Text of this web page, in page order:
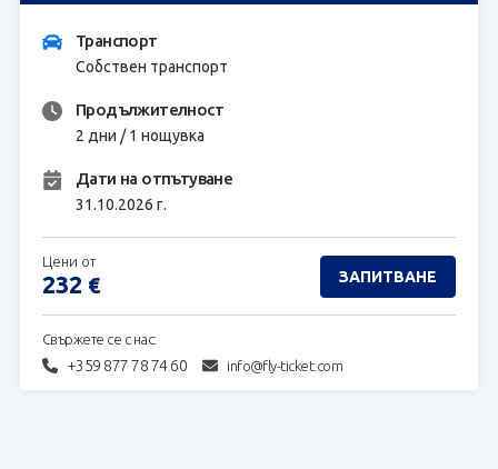
Транспорт
Собствен транспорт
Продължителност
2 дни / 1 нощувка
Дати на отпътуване
31.10.2026 г.
Свържете се с нас:
+359 877 78 74 60 info@fly-ticket.com
Цени от
232 € ЗАПИТВАНЕ